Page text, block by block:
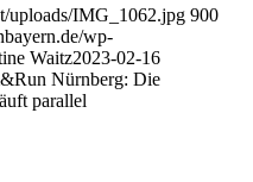
uploads/IMG_1062.jpg 900
wp-
Waitz2023-02-16
Nürnberg: Die
parallel